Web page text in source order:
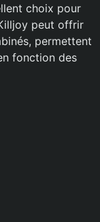
choix pour
peut offrir
permettent
fonction des